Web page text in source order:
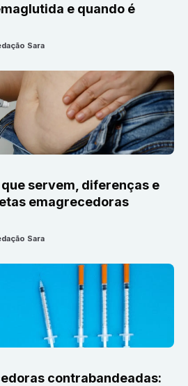
e quando é
Sara
servem, diferenças e
emagrecedoras
Sara
contrabandeadas: